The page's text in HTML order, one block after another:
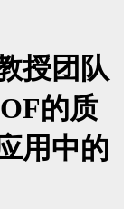
授团队
的质
用中的